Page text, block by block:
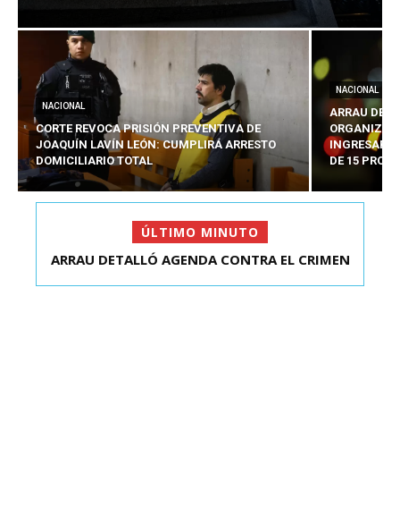
NACIONAL
CORTE REVOCA PRISIÓN PREVENTIVA DE
JOAQUÍN LAVÍN LEÓN: CUMPLIRÁ ARRESTO
DOMICILIARIO TOTAL
NACIONAL
ARRAU
INGRESARÁ
DE 15
ÚLTIMO MINUTO
TC ADMITE A TRÁMITE Y DECLARA ADMISIBLES
ARRAU DETALLÓ AGENDA CONTRA EL CRIMEN